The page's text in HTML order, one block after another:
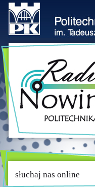
słuchaj nas online